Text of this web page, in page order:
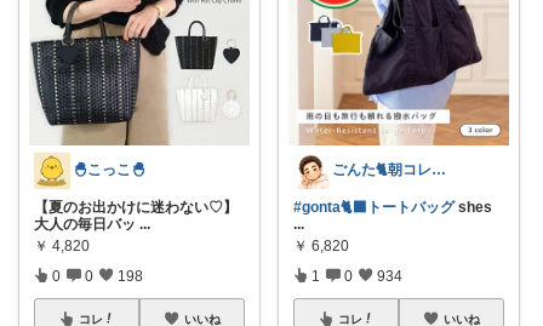
🐣こっこ🐣
【夏のお出かけに迷わない♡】
大人の毎日バッ ...
￥ 4,820
0 0 198
コレ いいね
ごんた🐈朝コレ🐈‍⬛
#gonta🐈‍⬛トートバッグshes
...
￥ 6,820
1 0 934
コレ いいね